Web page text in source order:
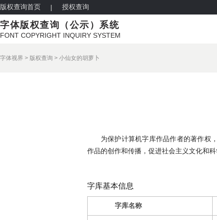
版权查询首页 | 授权查询
字体版权查询（公示）系统
FONT COPYRIGHT INQUIRY SYSTEM
字体视界 > 版权查询 > 小仙女的胡萝卜
为保护计算机字库作品作者的著作权
作品的创作和传播，促进社会主义文化和
字库基本信息
字库名称